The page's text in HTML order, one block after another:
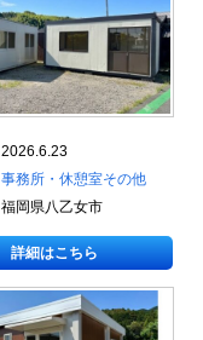
2026.6.23
事務所・休憩室その他
福岡県八乙女市
詳細はこちら